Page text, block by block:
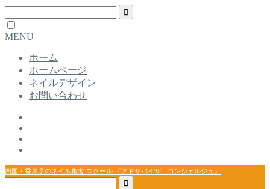
MENU
ホーム
ホームページ
ネイルデザイン
お問い合わせ
四国・香川県のネイル集客 スクール 『アドザバイザ―コンシェルジュ』